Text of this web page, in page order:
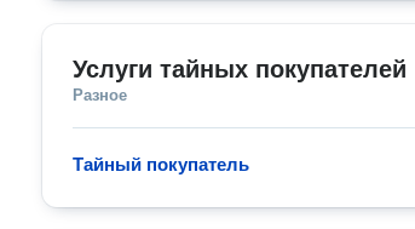
Услуги тайных покупателей
Разное
Тайный покупатель